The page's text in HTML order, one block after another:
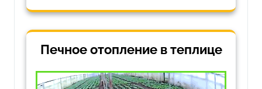
Печное отопление в теплице